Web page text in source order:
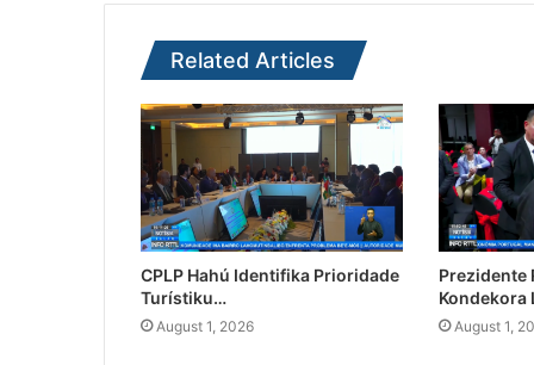
Related Articles
CPLP Hahú Identifika Prioridade
Turístiku…
August 1, 2026
Prezidente
Kondekora
August 1,